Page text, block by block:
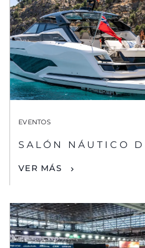
EVENTOS
SALÓN NÁUTICO
VER MÁS